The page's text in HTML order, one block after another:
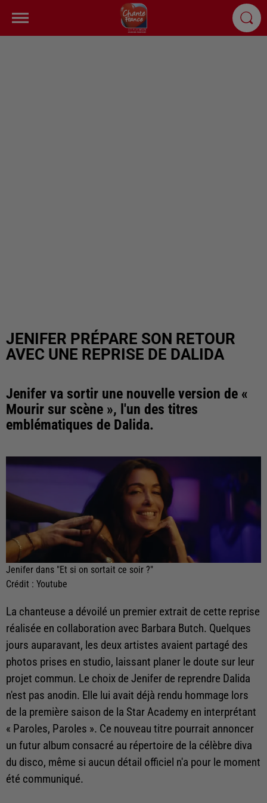
JENIFER PRÉPARE SON RETOUR
AVEC UNE REPRISE DE DALIDA
Jenifer va sortir une nouvelle version de «
Mourir sur scène », l'un des titres
emblématiques de Dalida.
Jenifer dans "Et si on sortait ce soir ?"
Crédit : Youtube
La chanteuse a dévoilé un premier extrait de cette reprise
réalisée en collaboration avec Barbara Butch. Quelques
jours auparavant, les deux artistes avaient partagé des
photos prises en studio, laissant planer le doute sur leur
projet commun. Le choix de Jenifer de reprendre Dalida
n'est pas anodin. Elle lui avait déjà rendu hommage lors
de la première saison de la Star Academy en interprétant
« Paroles, Paroles ». Ce nouveau titre pourrait annoncer
un futur album consacré au répertoire de la célèbre diva
du disco, même si aucun détail officiel n'a pour le moment
été communiqué.